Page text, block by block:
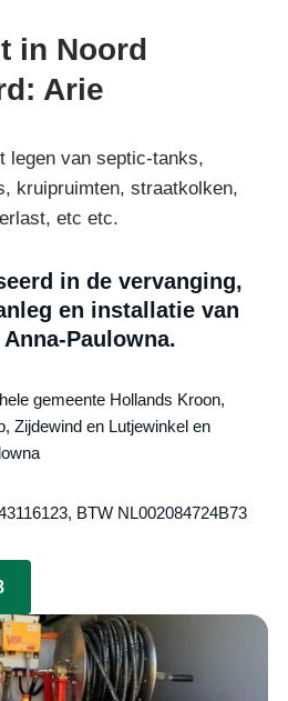
in Noord
Arie
legen van septic-tanks,
kruipruimten, straatkolken,
etc etc.
in de vervanging,
en installatie van
Paulowna.
gemeente Hollands Kroon,
Zijdewind en Lutjewinkel en
BTW NL002084724B73